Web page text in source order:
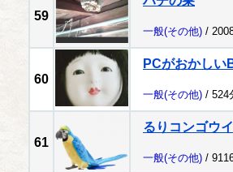
59
一般(その他) /
60
PCがおかしい
一般(その他) / 524
61
るりコンゴウ
一般(その他) /